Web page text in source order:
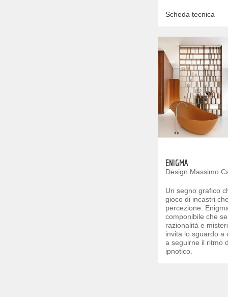
Scheda tecnica
ENIGMA
Design Massimo
Un segno grafico
gioco di incastri
percezione.
componibile che
razionalità e
invita lo sguardo a
a seguirne il ritmo
ipnotico.